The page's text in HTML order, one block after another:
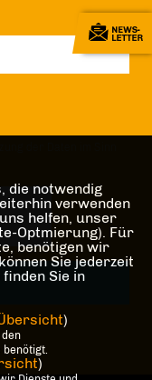
Captcha ⇗
die notwendig
verwenden
helfen, unser
Optmierung). Für
benötigen wir
Sie jederzeit
Sie in
)
benötigt.
)